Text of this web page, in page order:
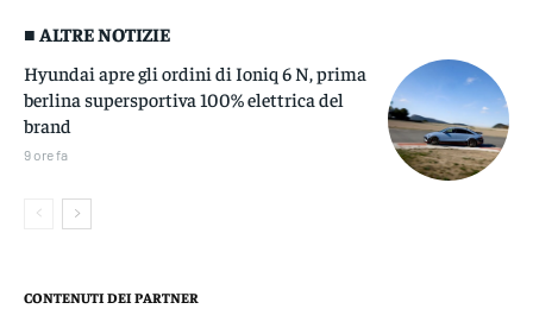
■ ALTRE NOTIZIE
Hyundai apre gli ordini di Ioniq 6 N, prima
berlina supersportiva 100% elettrica del
brand
9 ore fa
CONTENUTI DEI PARTNER